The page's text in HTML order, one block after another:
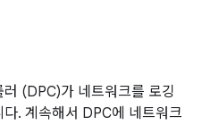
(DPC)가 네트워크를 로깅
. 계속해서 DPC에 네트워크